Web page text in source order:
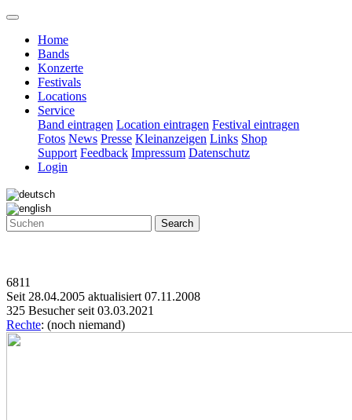
Home
Bands
Konzerte
Festivals
Locations
Service
Band eintragen Location eintragen Festival eintragen
Fotos News Presse Kleinanzeigen Links Shop
Support Feedback Impressum Datenschutz
Login
Search
6811
Seit 28.04.2005 aktualisiert 07.11.2008
325 Besucher seit 03.03.2021
Rechte: (noch niemand)